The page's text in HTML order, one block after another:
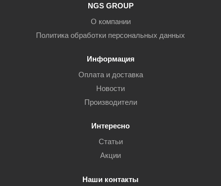
NGS GROUP
О компании
Политика обработки персональных данных
Информация
Оплата и доставка
Новости
Производители
Интересно
Статьи
Акции
Наши контакты